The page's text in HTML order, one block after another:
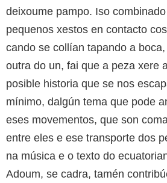
deixoume pampo. Iso
pequenos xestos en contacto
cando se collían tapando a
outra do un, fai que a peza xere
posible historia que se nos
mínimo, dalgún tema que pode
eses movementos, que son
entre eles e ese transporte dos
na música e o texto do
Adoum, se cadra, tamén